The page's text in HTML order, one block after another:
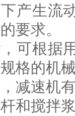
产生流
要求。
可根据
格的机
减速机
和搅拌